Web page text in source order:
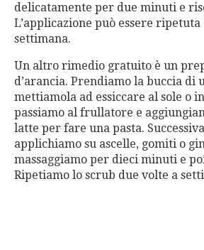
delicatamente per due minuti e
L’applicazione può essere
settimana.
Un altro rimedio gratuito è un
d’arancia. Prendiamo la buccia di
mettiamola ad essiccare al sole o
passiamo al frullatore e
latte per fare una pasta.
applichiamo su ascelle, gomiti o
massaggiamo per dieci minuti e
Ripetiamo lo scrub due volte a